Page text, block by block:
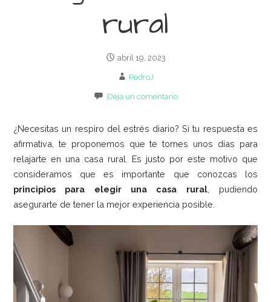
rural
abril 19, 2023
PedroJ
Deja un comentario
¿Necesitas un respiro del estrés diario? Si tu respuesta es
afirmativa, te proponemos que te tomes unos días para
relajarte en una casa rural. Es justo por este motivo que
consideramos que es importante que conozcas los
principios para elegir una casa rural, pudiendo
asegurarte de tener la mejor experiencia posible.